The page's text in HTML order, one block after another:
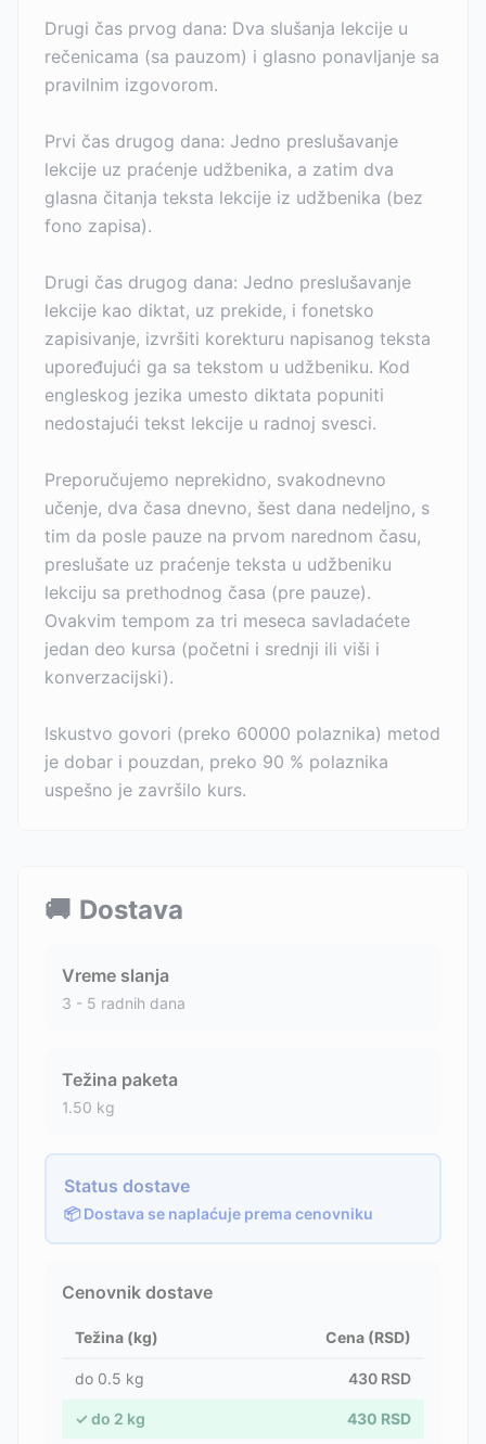
Drugi čas prvog dana: Dva slušanja lekcije u
rečenicama (sa pauzom) i glasno ponavljanje sa
pravilnim izgovorom.
Prvi čas drugog dana: Jedno preslušavanje
lekcije uz praćenje udžbenika, a zatim dva
glasna čitanja teksta lekcije iz udžbenika (bez
fono zapisa).
Drugi čas drugog dana: Jedno preslušavanje
lekcije kao diktat, uz prekide, i fonetsko
zapisivanje, izvršiti korekturu napisanog teksta
upoređujući ga sa tekstom u udžbeniku. Kod
engleskog jezika umesto diktata popuniti
nedostajući tekst lekcije u radnoj svesci.
Preporučujemo neprekidno, svakodnevno
učenje, dva časa dnevno, šest dana nedeljno, s
tim da posle pauze na prvom narednom času,
preslušate uz praćenje teksta u udžbeniku
lekciju sa prethodnog časa (pre pauze).
Ovakvim tempom za tri meseca savladaćete
jedan deo kursa (početni i srednji ili viši i
konverzacijski).
Iskustvo govori (preko 60000 polaznika) metod
je dobar i pouzdan, preko 90 % polaznika
uspešno je završilo kurs.
🚚 Dostava
Vreme slanja
3 - 5 radnih dana
Težina paketa
1.50 kg
Status dostave
📦 Dostava se naplaćuje prema cenovniku
Cenovnik dostave
Težina (kg) Cena (RSD)
do 0.5 kg 430 RSD
✓ do 2 kg 430 RSD